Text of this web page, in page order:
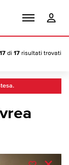
di 17 risultati trovati